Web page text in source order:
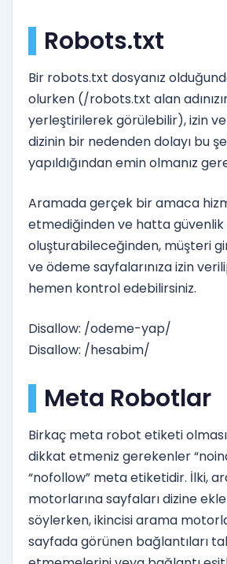
Robots.txt
Bir robots.txt dosyanız
olurken (/robots.txt alan
yerleştirilerek görülebilir), izin
dizinin bir nedenden dolayı bu
yapıldığından emin olmanız
Aramada gerçek bir amaca
etmediğinden ve hatta güvenlik
oluşturabileceğinden, müşteri
ve ödeme sayfalarınıza izin
hemen kontrol edebilirsiniz.
Disallow: /odeme-yap/
Disallow: /hesabim/
Meta Robotlar
Birkaç meta robot etiketi
dikkat etmeniz gerekenler
“nofollow” meta etiketidir. İlki,
motorlarına sayfaları dizine
söylerken, ikincisi arama
sayfada görünen bağlantıları